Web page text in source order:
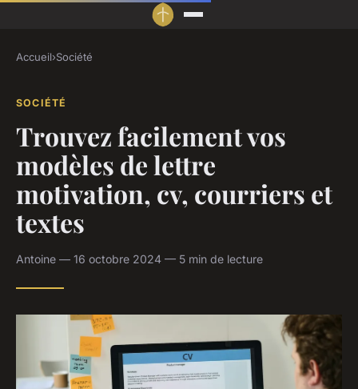
Accueil›Société
SOCIÉTÉ
Trouvez facilement vos
modèles de lettre
motivation, cv, courriers et
textes
Antoine — 16 octobre 2024 — 5 min de lecture